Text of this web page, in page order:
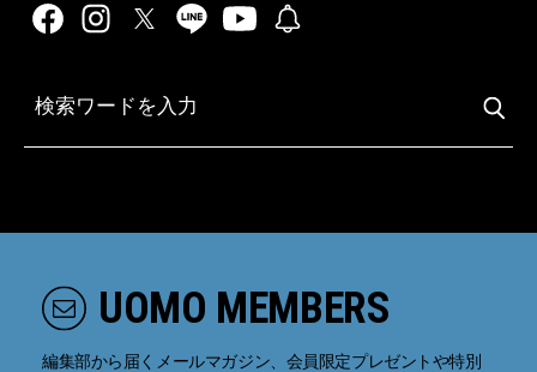
UOMO MEMBERS
編集部から届くメールマガジン、会員限定プレゼントや特別